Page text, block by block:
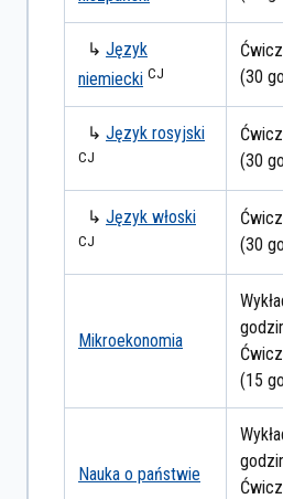
↳ Język
niemiecki CJ
(30
↳ Język rosyjski
CJ
(30
↳ Język włoski
CJ
(30
Mikroekonomia
(15
Nauka o państwie